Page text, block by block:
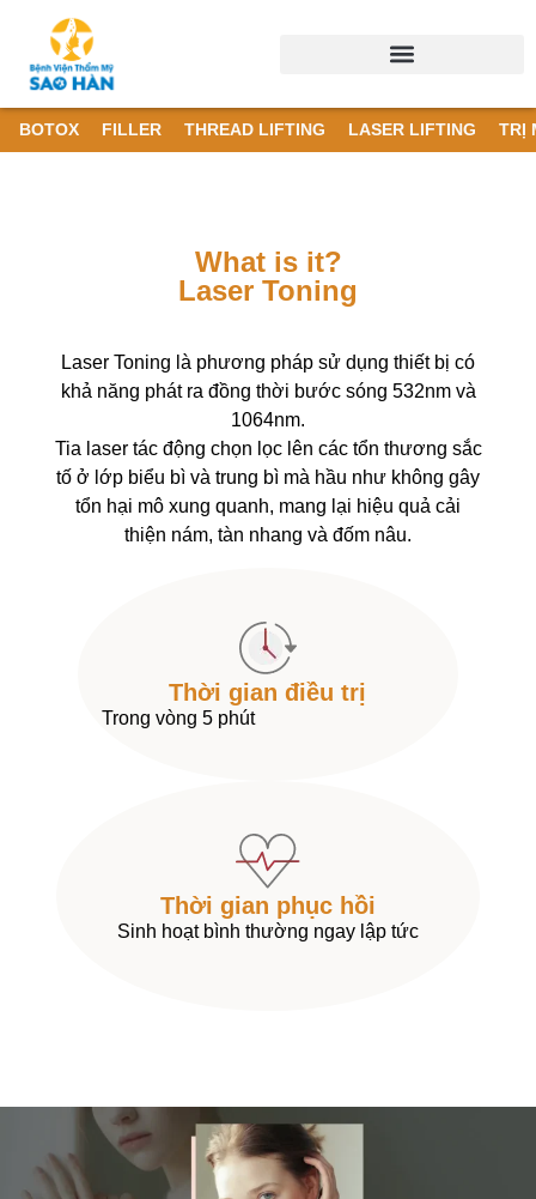
BOTOX FILLER THREAD LIFTING LASER LIFTING TRỊ
What is it?
Laser Toning
Laser Toning là phương pháp sử dụng thiết bị có
khả năng phát ra đồng thời bước sóng 532nm và
1064nm.
Tia laser tác động chọn lọc lên các tổn thương sắc
tố ở lớp biểu bì và trung bì mà hầu như không gây
tổn hại mô xung quanh, mang lại hiệu quả cải
thiện nám, tàn nhang và đốm nâu.
Thời gian điều trị
Trong vòng 5 phút
Thời gian phục hồi
Sinh hoạt bình thường ngay lập tức